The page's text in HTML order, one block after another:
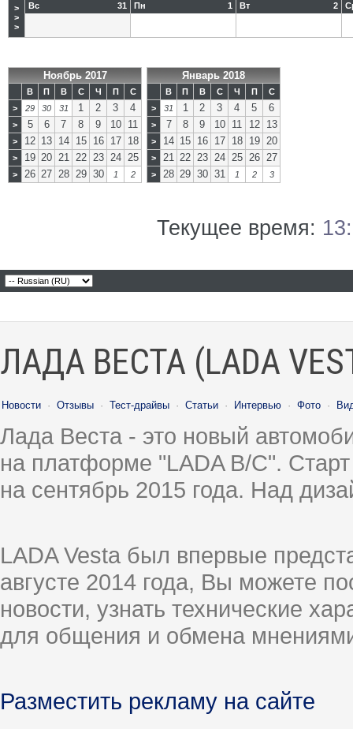
>
>
>
31
Вс 1
Пн 2
Вт
Ноябрь 2017
В П В С Ч П
С
>
29 30 31 1 2 3 4
> 5 6 7 8 9 10 11
> 12 13 14 15 16 17 18
> 19 20 21 22 23 24 25
> 26 27 28 29 30 1 2
Январь 2018
В П В С Ч П
С
>
31 1 2 3 4 5 6
> 7 8 9 10 11 12 13
> 14 15 16 17 18 19 20
> 21 22 23 24 25 26 27
> 28 29 30 31 1 2 3
Текущее время:
ЛАДА ВЕСТА (LADA
Новости · Отзывы · Тест-драйвы · Статьи · Интервью · Фото ·
Лада Веста - это новый
на платформе "LADA B/C".
на сентябрь 2015 года. Над
LADA Vesta был впервые
августе 2014 года, Вы можете
новости, узнать технические
для общения и обмена
Разместить рекламу на сайте